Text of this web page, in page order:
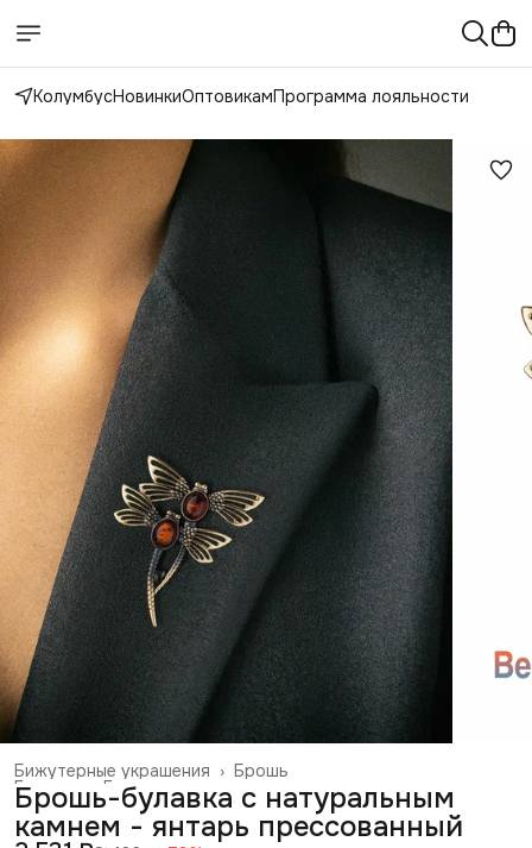
КолумбусНовинкиОптовикамПрограмма лояльности
Брошь
Бижутерные украшения ›
Галантерея и аксессуары ›
Главная ›
Брошь-булавка с натуральным
камнем - янтарь прессованный